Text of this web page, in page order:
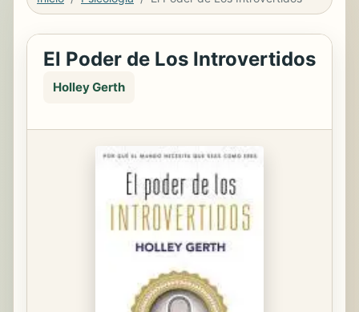
El Poder de Los Introvertidos
Holley Gerth